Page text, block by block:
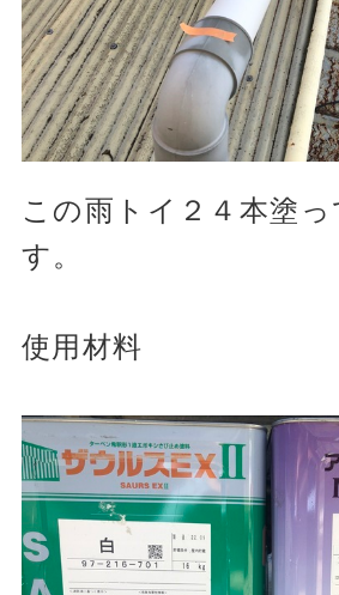
この雨トイ２４本塗っ
す。
使用材料